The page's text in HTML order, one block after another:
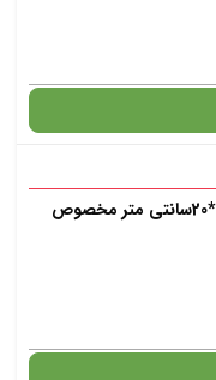
پلاستیک وکیوم سیلر 15*20سانتی متر مخصوص